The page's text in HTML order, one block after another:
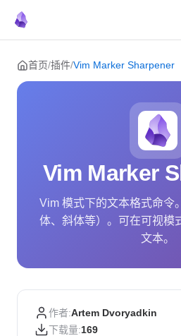
Skip to content
首页/插件/Vim Marker Sharpener
Vim Marker
Vim 模式下的文本格式命令
体、斜体等）。可在可视模
文本。
作者:Artem Dvoryadkin
下载量:169